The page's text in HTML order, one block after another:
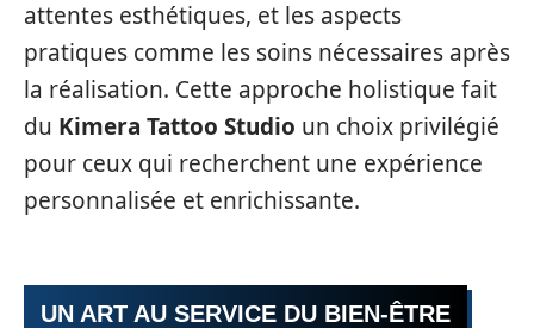
attentes esthétiques, et les aspects
pratiques comme les soins nécessaires après
la réalisation. Cette approche holistique fait
du Kimera Tattoo Studio un choix privilégié
pour ceux qui recherchent une expérience
personnalisée et enrichissante.
UN ART AU SERVICE DU BIEN-ÊTRE